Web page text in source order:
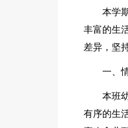
本学
丰富的生
差异，坚
一、
本班
有序的生